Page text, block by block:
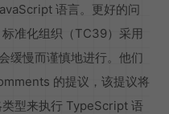
语言。更好的问
准化组织（TC39）采用
缓慢而谨慎地进行。他们
的提议，该提议将
型来执行 TypeScript 语